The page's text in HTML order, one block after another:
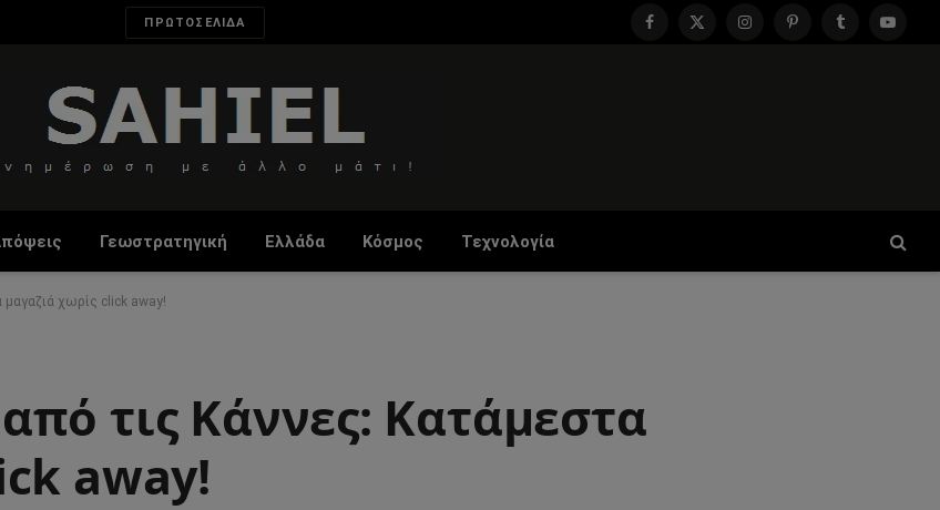
ΠΡΩΤΟΣΕΛΙΔΑ
Facebook
X
InstagramPinterestTumblr
Γεωστρατηγική Ελλάδα Κόσμος Τεχνολογία
μαγαζιά χωρίς click away!
τις Κάννες: Κατάμεστα
away!